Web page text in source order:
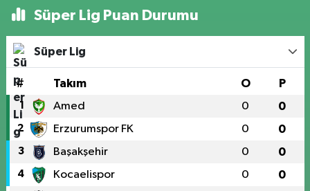
Süper Lig Puan Durumu
Süper Lig
# Takım O P
1 Amed 0 0
2 Erzurumspor FK 0 0
3 Başakşehir 0 0
4 Kocaelispor 0 0